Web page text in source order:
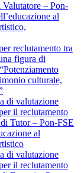
– Pon-
al
reclutamento tra
figura di
culturale,
di valutazione
il reclutamento
Tutor – Pon-FSE
al
di valutazione
il reclutamento